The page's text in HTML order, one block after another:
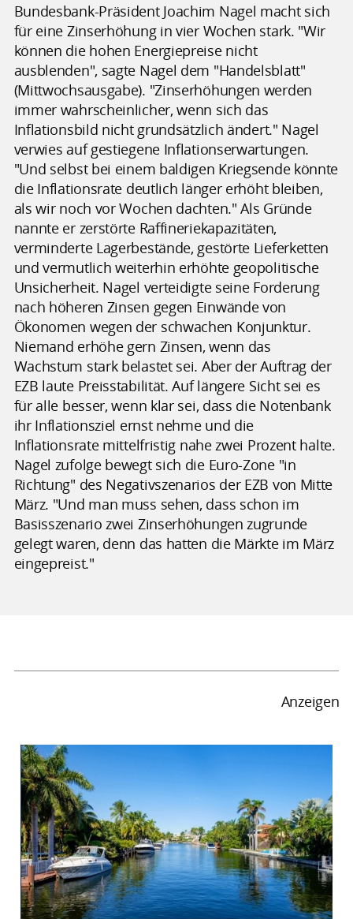
Bundesbank-Präsident Joachim Nagel macht sich
für eine Zinserhöhung in vier Wochen stark. "Wir
können die hohen Energiepreise nicht
ausblenden", sagte Nagel dem "Handelsblatt"
(Mittwochsausgabe). "Zinserhöhungen werden
immer wahrscheinlicher, wenn sich das
Inflationsbild nicht grundsätzlich ändert." Nagel
verwies auf gestiegene Inflationserwartungen.
"Und selbst bei einem baldigen Kriegsende könnte
die Inflationsrate deutlich länger erhöht bleiben,
als wir noch vor Wochen dachten." Als Gründe
nannte er zerstörte Raffineriekapazitäten,
verminderte Lagerbestände, gestörte Lieferketten
und vermutlich weiterhin erhöhte geopolitische
Unsicherheit. Nagel verteidigte seine Forderung
nach höheren Zinsen gegen Einwände von
Ökonomen wegen der schwachen Konjunktur.
Niemand erhöhe gern Zinsen, wenn das
Wachstum stark belastet sei. Aber der Auftrag der
EZB laute Preisstabilität. Auf längere Sicht sei es
für alle besser, wenn klar sei, dass die Notenbank
ihr Inflationsziel ernst nehme und die
Inflationsrate mittelfristig nahe zwei Prozent halte.
Nagel zufolge bewegt sich die Euro-Zone "in
Richtung" des Negativszenarios der EZB von Mitte
März. "Und man muss sehen, dass schon im
Basisszenario zwei Zinserhöhungen zugrunde
gelegt waren, denn das hatten die Märkte im März
eingepreist."
Anzeigen